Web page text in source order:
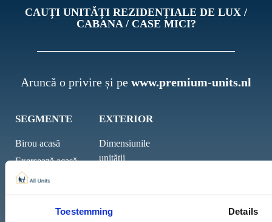
Toestemming Details
CAUȚI UNITĂȚI REZIDENȚIALE DE LUX /
CABANA / CASE MICI?
Aruncă o privire și pe www.premium-units.nl
SEGMENTE
Birou acasă
Exersează acasă
cabana
Casa de îngrijire
EXTERIOR
Dimensiunile
unității